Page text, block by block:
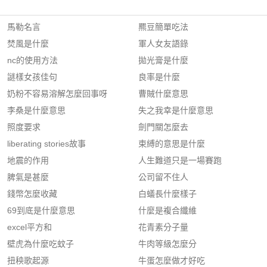
馬勒名言
焚風是什麼
nc的使用方法
謎樣女孩佳句
奶粉不容易溶解怎麼回事呀
李桑是什麼意思
照度要求
liberating stories故事
地震的作用
脾氣是甚麼
錢幣怎麼收藏
69到底是什麼意思
excel平方和
壁虎為什麼吃蚊子
扭秧歌起源
羆豆簡單吃法
軍人女友語錄
拋光膏是什麼
良率是什麼
曹賊什麼意思
失之我幸是什麼意思
劍門關怎麼去
束縛的意思是什麼
人生難道只是一場賽跑
公司留不住人
白蟻長什麼樣子
什麼是複合纖維
花青素分子量
牛肉等級怎麼分
牛蛋怎麼做才好吃